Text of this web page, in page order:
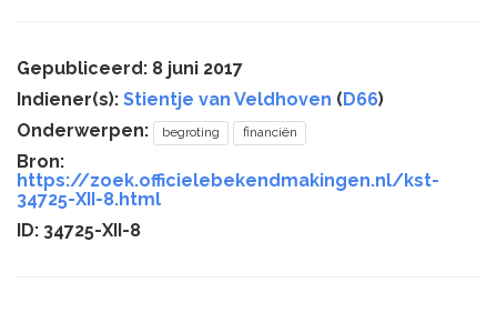
Gepubliceerd: 8 juni 2017
Indiener(s): Stientje van Veldhoven (D66)
Onderwerpen:
begroting financiën
Bron:
https://zoek.officielebekendmakingen.nl/kst-
34725-XII-8.html
ID: 34725-XII-8